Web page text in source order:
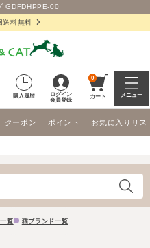
GDFDHPPE-00
送料無料
購入履歴
ログイン
会員登録
0
カート メニュー
クーポン ポイント お気に入りリス
覧 猫ブランド一覧